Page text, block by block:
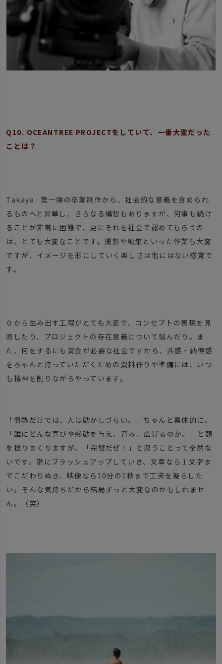
Q10. OCEANTREE PROJECTをしていて、一番大変だった
ことは？
Takaya : 第一弾の卒業制作から、社会的な意義を含められ
るものへと昇華し、さらなる構想もありますが、何事も続け
ることが非常に困難で、更にそれを社会で認めてもらうの
は、とても大変なことです。撮影や編集といった作業も大変
ですが、イメージを形にしていく楽しさは他にはない感覚で
す。
０から生み出す工程がとても大変で、コンセプトの表現を見
直したり、プロジェクトの存在意義について悩んだり。ま
た、何をするにも資金が必要な社会ですから、共感・納得感
をちゃんと持っていただくための資料作りや準備には、いつ
も精神を削りながらやっています。
「情熱だけでは、人は動かしづらい。」ちゃんと具体的に、
「誰にどんな喜びや感動を与え、育み、広げるのか。」と頭
を捻りまくりますが、「完璧だぜ！」と思うことって全然な
いです。常にブラッシュアップしていき、文章なら１文字ま
でこだわりぬき、映像なら10分の1秒まで工夫を凝らした
い。そんな気持ちだから結局ずっと大変なのかもしれませ
ん。（笑）